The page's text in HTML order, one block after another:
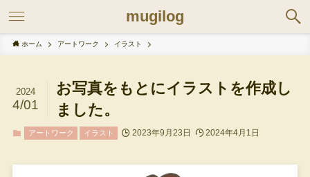
mugilog
ホーム アートワーク イラスト
お写真をもとにイラストを作成し
ました。
2024
4/01
アートワーク イラスト 2023年9月23日 2024年4月1日